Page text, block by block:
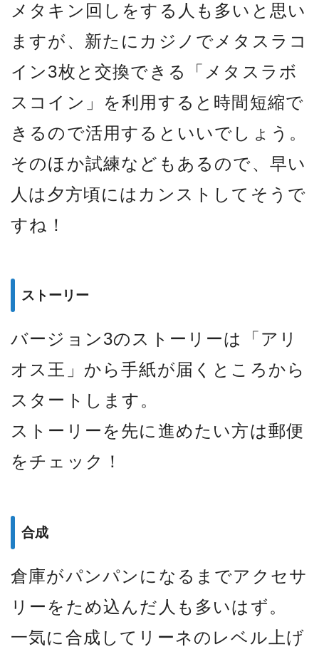
メタキン回しをする人も多いと思い
ますが、新たにカジノでメタスラコ
イン3枚と交換できる「メタスラボ
スコイン」を利用すると時間短縮で
きるので活用するといいでしょう。
そのほか試練などもあるので、早い
人は夕方頃にはカンストしてそうで
すね！
ストーリー
バージョン3のストーリーは「アリ
オス王」から手紙が届くところから
スタートします。
ストーリーを先に進めたい方は郵便
をチェック！
合成
倉庫がパンパンになるまでアクセサ
リーをため込んだ人も多いはず。
一気に合成してリーネのレベル上げ